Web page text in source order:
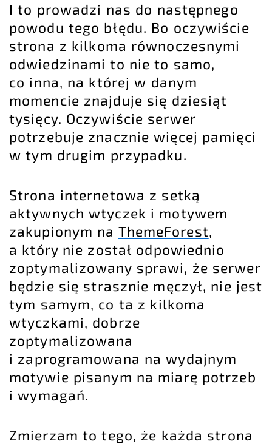
I to prowadzi nas do następnego
powodu tego błędu. Bo oczywiście
strona z kilkoma równoczesnymi
odwiedzinami to nie to samo,
co inna, na której w danym
momencie znajduje się dziesiąt
tysięcy. Oczywiście serwer
potrzebuje znacznie więcej pamięci
w tym drugim przypadku.
Strona internetowa z setką
aktywnych wtyczek i motywem
zakupionym na ThemeForest,
a który nie został odpowiednio
zoptymalizowany sprawi, że serwer
będzie się strasznie męczył, nie jest
tym samym, co ta z kilkoma
wtyczkami, dobrze
zoptymalizowana
i zaprogramowana na wydajnym
motywie pisanym na miarę potrzeb
i wymagań.
Zmierzam to tego, że każda strona